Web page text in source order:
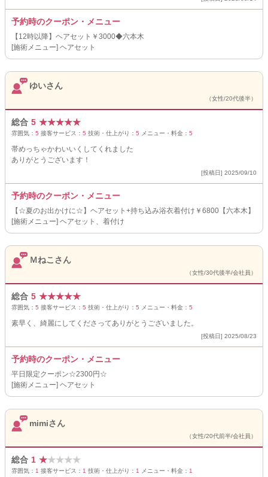
予約時のクーポン・メニュー
【12時以降】ヘアセット￥3000◆六本木
[施術メニュー] ヘアセット
ゆいさん
（女性/20代後半）
総合 5 ★★★★★
雰囲気： 5 接客サービス： 5 技術・仕上がり： 5 メニュー・料金： 5
帯めっちゃかわいいくしてくれました
ありがとうございます！
[投稿日] 2025/09/10
予約時のクーポン・メニュー
【☆夏のお出かけに☆】ヘアセット+持ち込み浴衣着付け￥6800【六本木】
[施術メニュー] ヘアセット、着付け
Ｍねこさん
（女性/30代後半/会社員）
総合 5 ★★★★★
雰囲気： 5 接客サービス： 5 技術・仕上がり： 5 メニュー・料金： 5
素早く、綺麗にしてくださってありがとうございました。
[投稿日] 2025/08/23
予約時のクーポン・メニュー
平日限定クーポン☆2300円☆
[施術メニュー] ヘアセット
mimiさん
（女性/20代前半/会社員）
総合 1 ★★★★★
雰囲気： 1 接客サービス： 1 技術・仕上がり： 1 メニュー・料金： 1